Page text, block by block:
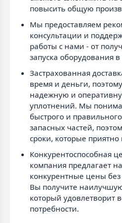
повысить общую
Мы предоставляем
консультации и
работы с нами - от
запуска оборудования в
Застрахованная
время и деньги,
надежную и
уплотнений. Мы
быстрого и
запасных частей,
сроки, которые приятно
Конкурентоспособная
компания предлагает
конкурентные цены без
Вы получите
который удовлетворит
потребности.